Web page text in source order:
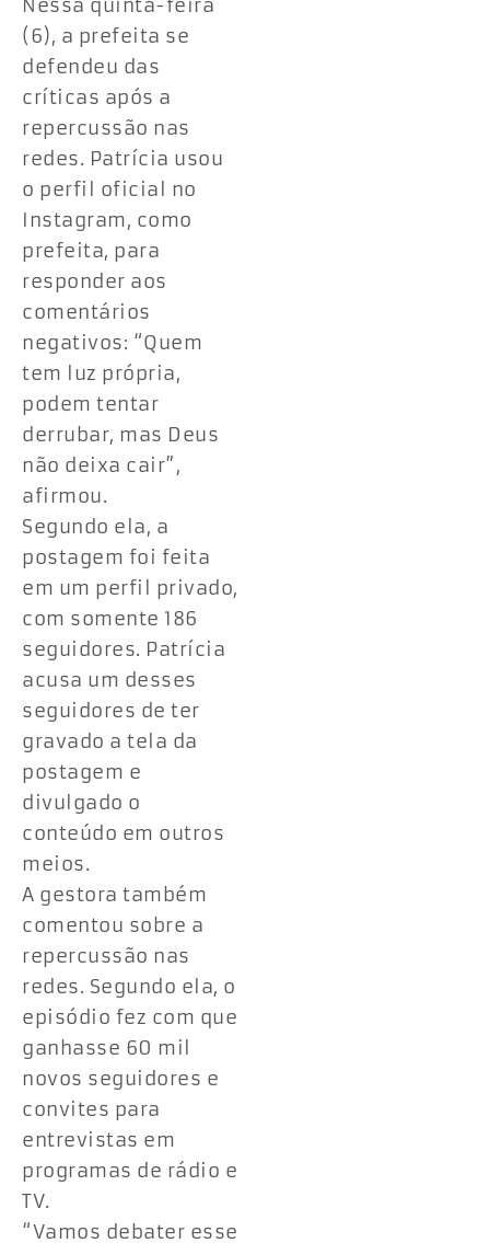
Nessa quinta-feira
(6), a prefeita se
defendeu das
críticas após a
repercussão nas
redes. Patrícia usou
o perfil oficial no
Instagram, como
prefeita, para
responder aos
comentários
negativos: “Quem
tem luz própria,
podem tentar
derrubar, mas Deus
não deixa cair”,
afirmou.
Segundo ela, a
postagem foi feita
em um perfil privado,
com somente 186
seguidores. Patrícia
acusa um desses
seguidores de ter
gravado a tela da
postagem e
divulgado o
conteúdo em outros
meios.
A gestora também
comentou sobre a
repercussão nas
redes. Segundo ela, o
episódio fez com que
ganhasse 60 mil
novos seguidores e
convites para
entrevistas em
programas de rádio e
TV.
“Vamos debater esse